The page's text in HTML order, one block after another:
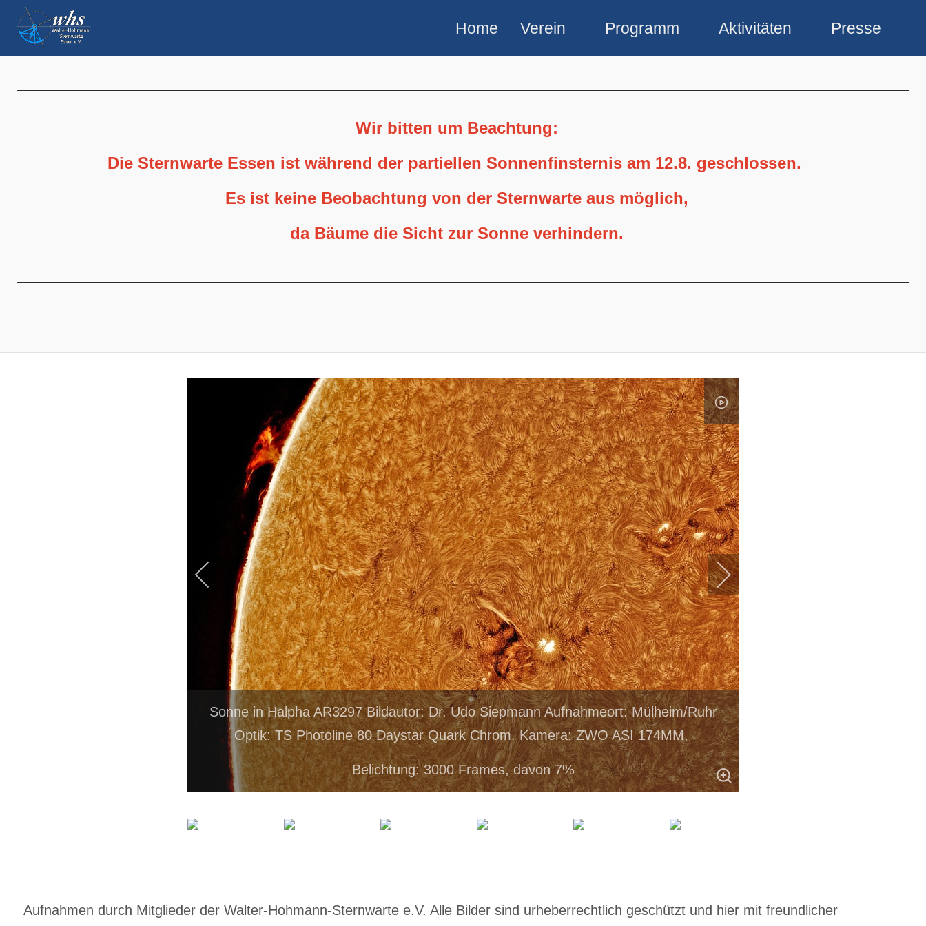
Home Verein Programm Aktivitäten Presse
Wir bitten um Beachtung:
Die Sternwarte Essen ist während der partiellen Sonnenfinsternis am 12.8. geschlossen.
Es ist keine Beobachtung von der Sternwarte aus möglich,
da Bäume die Sicht zur Sonne verhindern.
Sonne in Halpha AR3297 Bildautor: Dr. Udo Siepmann Aufnahmeort: Mülheim/Ruhr
Optik: TS Photoline 80 Daystar Quark Chrom. Kamera: ZWO ASI 174MM,
Belichtung: 3000 Frames, davon 7%
Aufnahmen durch Mitglieder der Walter-Hohmann-Sternwarte e.V. Alle Bilder sind urheberrechtlich geschützt und hier mit freundlicher